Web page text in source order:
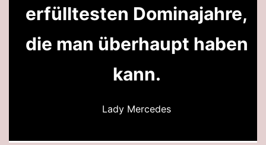
erfülltesten Dominajahre,
die man überhaupt haben
kann.
Lady Mercedes